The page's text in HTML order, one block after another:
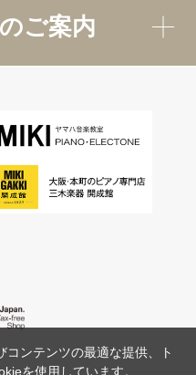
ご案内
コンテンツの最適な提供、ト
を使用しています。